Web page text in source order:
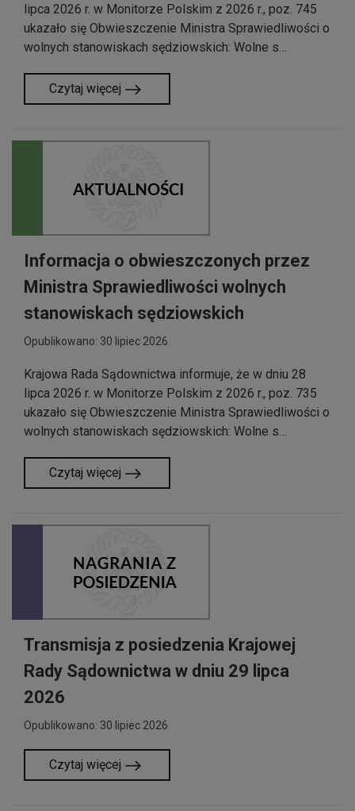
lipca 2026 r. w Monitorze Polskim z 2026 r., poz. 745
ukazało się Obwieszczenie Ministra Sprawiedliwości o
wolnych stanowiskach sędziowskich: Wolne s…
Czytaj więcej
Informacja o obwieszczonych przez
Ministra Sprawiedliwości wolnych
stanowiskach sędziowskich
Opublikowano: 30 lipiec 2026
Krajowa Rada Sądownictwa informuje, że w dniu 28
lipca 2026 r. w Monitorze Polskim z 2026 r., poz. 735
ukazało się Obwieszczenie Ministra Sprawiedliwości o
wolnych stanowiskach sędziowskich: Wolne s…
Czytaj więcej
Transmisja z posiedzenia Krajowej
Rady Sądownictwa w dniu 29 lipca
2026
Opublikowano: 30 lipiec 2026
Czytaj więcej